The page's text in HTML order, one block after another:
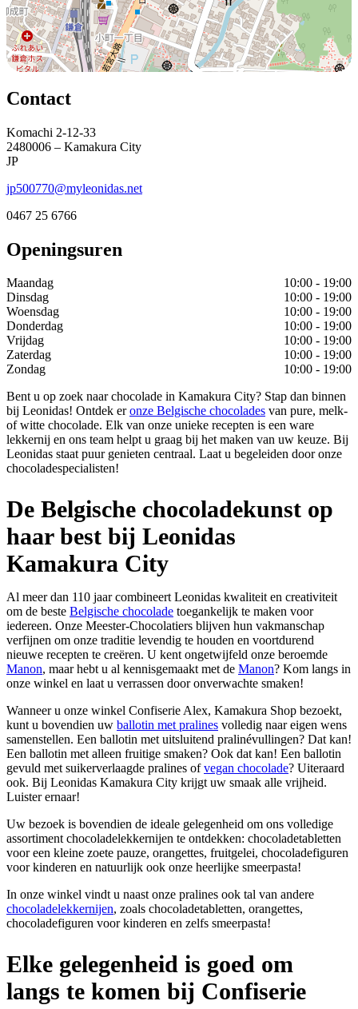
Contact
Komachi 2-12-33
2480006 – Kamakura City
JP
jp500770@myleonidas.net
0467 25 6766
Openingsuren
Maandag
10:00 - 19:00
Dinsdag
10:00 - 19:00
Woensdag
10:00 - 19:00
Donderdag
10:00 - 19:00
Vrijdag
10:00 - 19:00
Zaterdag
10:00 - 19:00
Zondag
10:00 - 19:00
Bent u op zoek naar chocolade in Kamakura City? Stap dan binnen
bij Leonidas! Ontdek eronze Belgische chocolades van pure, melk-
of witte chocolade. Elk van onze unieke recepten is een ware
lekkernij en ons team helpt u graag bij het maken van uw keuze. Bij
Leonidas staat puur genieten centraal. Laat u begeleiden door onze
chocoladespecialisten!
De Belgische chocoladekunst op
haar best bij Leonidas
Kamakura City
Al meer dan 110 jaar combineert Leonidas kwaliteit en creativiteit
om de beste Belgische chocolade toegankelijk te maken voor
iedereen. Onze Meester-Chocolatiers blijven hun vakmanschap
verfijnen om onze traditie levendig te houden en voortdurend
nieuwe recepten te creëren. U kent ongetwijfeld onze beroemde
Manon, maar hebt u al kennisgemaakt met de Manon? Kom langs in
onze winkel en laat u verrassen door onverwachte smaken!
Wanneer u onze winkel Confiserie Alex, Kamakura Shop bezoekt,
kunt u bovendien uw ballotin met pralines volledig naar eigen wens
samenstellen. Een ballotin met uitsluitend pralinévullingen? Dat kan!
Een ballotin met alleen fruitige smaken? Ook dat kan! Een ballotin
gevuld met suikerverlaagde pralines ofvegan chocolade? Uiteraard
ook. Bij Leonidas Kamakura City krijgt uw smaak alle vrijheid.
Luister ernaar!
Uw bezoek is bovendien de ideale gelegenheid om ons volledige
assortiment chocoladelekkernijen te ontdekken: chocoladetabletten
voor een kleine zoete pauze, orangettes, fruitgelei, chocoladefiguren
voor kinderen en natuurlijk ook onze heerlijke smeerpasta!
In onze winkel vindt u naast onze pralines ook tal van andere
chocoladelekkernijen, zoals chocoladetabletten, orangettes,
chocoladefiguren voor kinderen en zelfs smeerpasta!
Elke gelegenheid is goed om
langs te komen bij Confiserie